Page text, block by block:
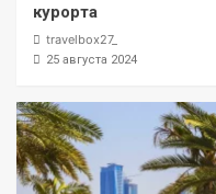
курорта
travelbox27_
25 августа 2024